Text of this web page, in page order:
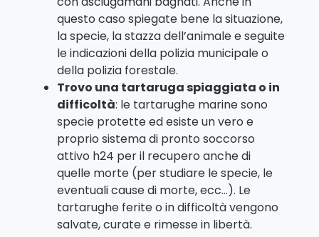
questo caso spiegate bene la situazione,
la specie, la stazza dell’animale e seguite
le indicazioni della polizia municipale o
della polizia forestale.
Trovo una tartaruga spiaggiata o in
difficoltà: le tartarughe marine sono
specie protette ed esiste un vero e
proprio sistema di pronto soccorso
attivo h24 per il recupero anche di
quelle morte (per studiare le specie, le
eventuali cause di morte, ecc…). Le
tartarughe ferite o in difficoltà vengono
salvate, curate e rimesse in libertà.